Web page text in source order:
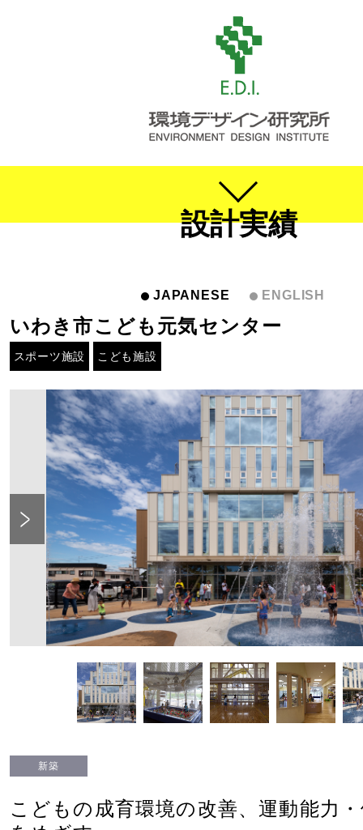
設計実績
JAPANESE ENGLISH
いわき市こども元気センター
スポーツ施設 こども施設
Previous
新築
こどもの成育環境の改善、運動能力